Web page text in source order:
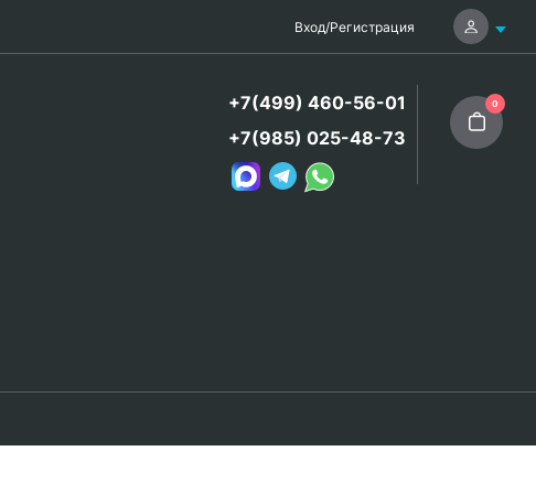
Вход/Регистрация
+7(499) 460-56-01
+7(985) 025-48-73
0